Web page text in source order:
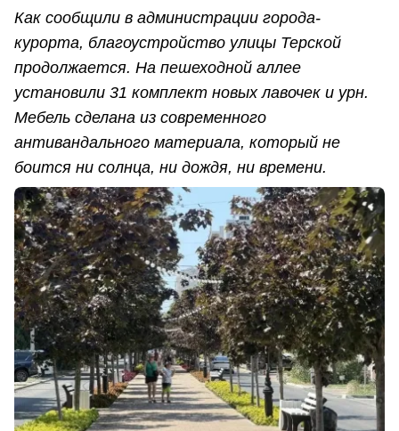
Как сообщили в администрации города-
курорта, благоустройство улицы Терской
продолжается. На пешеходной аллее
установили 31 комплект новых лавочек и урн.
Мебель сделана из современного
антивандального материала, который не
боится ни солнца, ни дождя, ни времени.